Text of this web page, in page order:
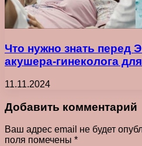
Что нужно знать перед
акушера-гинеколога
11.11.2024
Добавить комментарий
Ваш адрес email не будет
поля помечены *